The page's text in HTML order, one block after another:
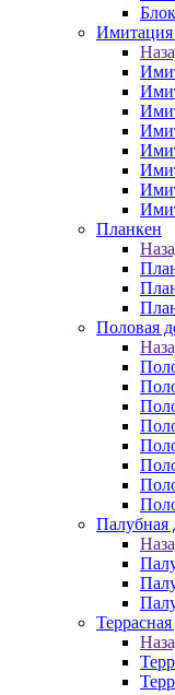
Имитация
Планкен
Половая
Палубная
Террасная